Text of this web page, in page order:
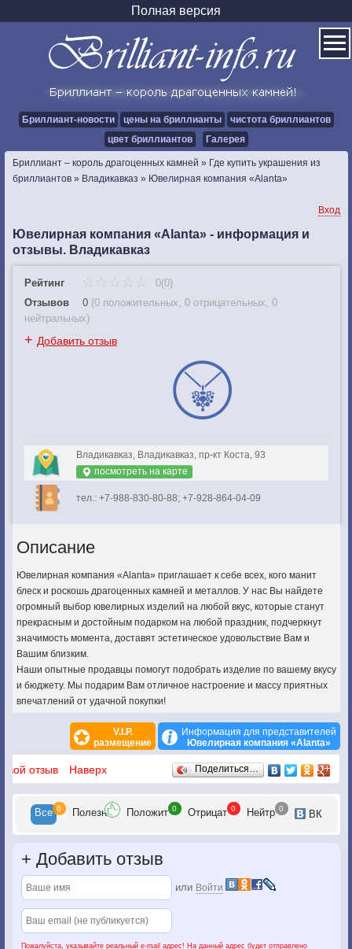
Полная версия
Бриллиант-новости цены на бриллианты
чистота бриллиантов
цвет бриллиантов
Галерея
Бриллиант – король драгоценных камней » Где купить украшения из
бриллиантов » Владикавказ » Ювелирная компания «Alanta»
Вход
Ювелирная компания «Alanta» - информация и
отзывы. Владикавказ
Рейтинг
0(0)
Отзывов
0 (0 положительных, 0 отрицательных, 0
нейтральных)
+ Добавить отзыв
Владикавказ, Владикавказ, пр-кт Коста, 93
посмотреть на карте
тел.: +7-988-830-80-88; +7-928-864-04-09
Описание
Ювелирная компания «Alanta» приглашает к себе всех, кого манит
блеск и роскошь драгоценных камней и металлов. У нас Вы найдете
огромный выбор ювелирных изделий на любой вкус, которые станут
прекрасным и достойным подарком на любой праздник, подчеркнут
значимость момента, доставят эстетическое удовольствие Вам и
Вашим близким.
Наши опытные продавцы помогут подобрать изделие по вашему вкусу
и бюджету. Мы подарим Вам отличное настроение и массу приятных
впечатлений от удачной покупки!
V.I.P.
размещение
Информация для представителей
Ювелирная компания «Alanta»
Отзывы
отзыв Наверх Поделиться…
Все 0 Полезн Положит 0 Отрицат 0 Нейтр 0 ВК
+ Добавить отзыв
или Войти
Пожалуйста, указывайте реальный e-mail адрес! На данный адрес будет отправлено